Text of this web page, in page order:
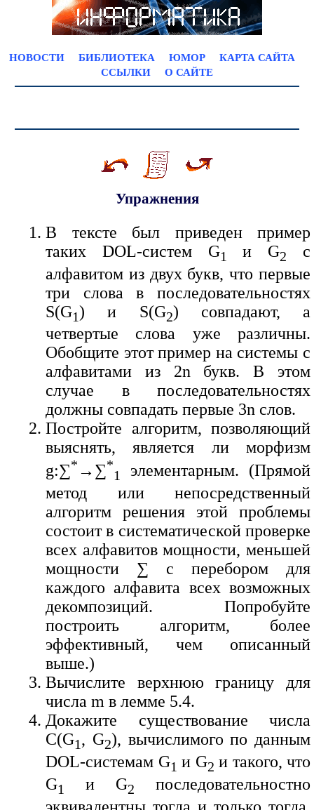
НОВОСТИ БИБЛИОТЕКА ЮМОР
КАРТА САЙТА
ССЫЛКИ
О САЙТЕ
Упражнения
В тексте был приведен пример
таких DOL-систем G1 и G2
с
алфавитом из двух букв, что первые
три слова в последовательностях
S(G1) и S(G2) совпадают, а
четвертые слова уже различны.
Обобщите этот пример на системы с
алфавитами из 2n букв. В этом
случае в последовательностях
должны совпадать первые 3n слов.
Постройте алгоритм, позволяющий
выяснять, является ли морфизм
g:∑* →∑*
1
элементарным. (Прямой
метод или непосредственный
алгоритм решения этой проблемы
состоит в систематической проверке
всех алфавитов мощности, меньшей
мощности ∑ с перебором для
каждого алфавита всех возможных
декомпозиций. Попробуйте
построить алгоритм, более
эффективный, чем описанный
выше.)
Вычислите верхнюю границу для
числа m в лемме 5.4.
Докажите существование числа
C(G1, G2), вычислимого по данным
DOL-системам G1 и G2 и такого, что
G1 и G2
последовательностно
эквивалентны тогда и только тогда,